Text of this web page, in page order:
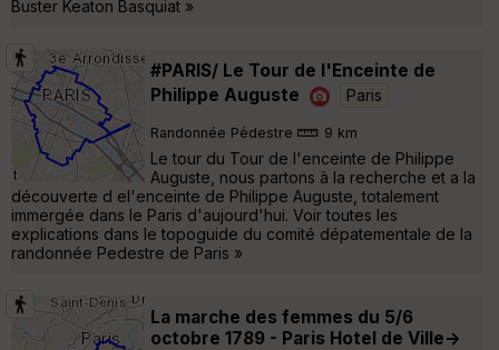
Buster Keaton Basquiat »
#PARIS/ Le Tour de l'Enceinte de
Philippe Auguste
Paris
Randonnée Pédestre 9 km
Le tour du Tour de l'enceinte de Philippe
Auguste, nous partons à la recherche et a la
découverte d el'enceinte de Philippe Auguste, totalement
immergée dans le Paris d'aujourd'hui. Voir toutes les
explications dans le topoguide du comité dépatementale de la
randonnée Pedestre de Paris »
La marche des femmes du 5/6
octobre 1789 - Paris Hotel de Ville->